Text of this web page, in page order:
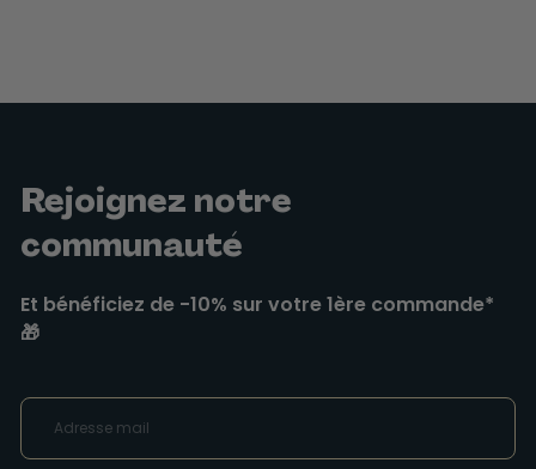
Rejoignez notre
communauté
Et bénéficiez de -10% sur votre 1ère commande*
🎁